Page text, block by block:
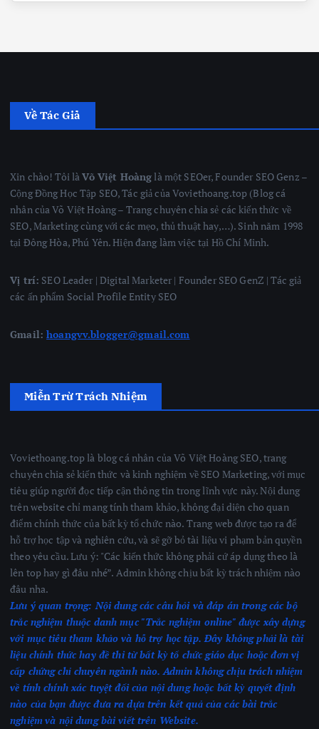
Về Tác Giả
Xin chào! Tôi làVõ Việt Hoànglà một SEOer, Founder SEO Genz –
Cộng Đồng Học Tập SEO, Tác giả của Voviethoang.top (Blog cá
nhân của Võ Việt Hoàng – Trang chuyên chia sẻ các kiến thức về
SEO, Marketing cùng với các mẹo, thủ thuật hay,…). Sinh năm 1998
tại Đông Hòa, Phú Yên. Hiện đang làm việc tại Hồ Chí Minh.
Vị trí: SEO Leader | Digital Marketer | Founder SEO GenZ | Tác giả
các ấn phẩm Social Profile Entity SEO
Gmail:hoangvv.blogger@gmail.com
Miễn Trừ Trách Nhiệm
Voviethoang.top là blog cá nhân của Võ Việt Hoàng SEO, trang
chuyên chia sẻ kiến thức và kinh nghiệm về SEO Marketing, với mục
tiêu giúp người đọc tiếp cận thông tin trong lĩnh vực này. Nội dung
trên website chỉ mang tính tham khảo, không đại diện cho quan
điểm chính thức của bất kỳ tổ chức nào. Trang web được tạo ra để
hỗ trợ học tập và nghiên cứu, và sẽ gỡ bỏ tài liệu vi phạm bản quyền
theo yêu cầu. Lưu ý: "Các kiến thức không phải cứ áp dụng theo là
lên top hay gì đâu nhé”. Admin không chịu bất kỳ trách nhiệm nào
đâu nha.
Lưu ý quan trọng: Nội dung các câu hỏi và đáp án trong các bộ
trắc nghiệm thuộc danh mục "Trắc nghiệm online" được xây dựng
với mục tiêu tham khảo và hỗ trợ học tập. Đây không phải là tài
liệu chính thức hay đề thi từ bất kỳ tổ chức giáo dục hoặc đơn vị
cấp chứng chỉ chuyên ngành nào. Admin không chịu trách nhiệm
về tính chính xác tuyệt đối của nội dung hoặc bất kỳ quyết định
nào của bạn được đưa ra dựa trên kết quả của các bài trắc
nghiệmvà nội dung bài viết trên Website.